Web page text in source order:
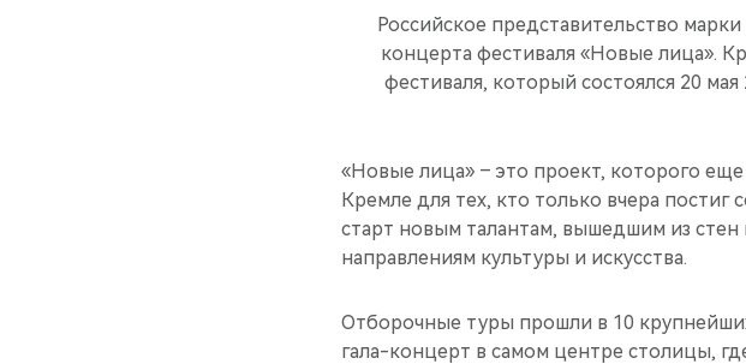
Российское представительство
концерта фестиваля «Новые лица».
фестиваля, который состоялся 20
«Новые лица» – это проект, которого
Кремле для тех, кто только вчера постиг
старт новым талантам, вышедшим из
направлениям культуры и искусства.
Отборочные туры прошли в 10
гала-концерт в самом центре столицы,